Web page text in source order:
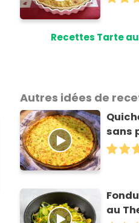
Recettes Tarte
Autres idées de
sans
au